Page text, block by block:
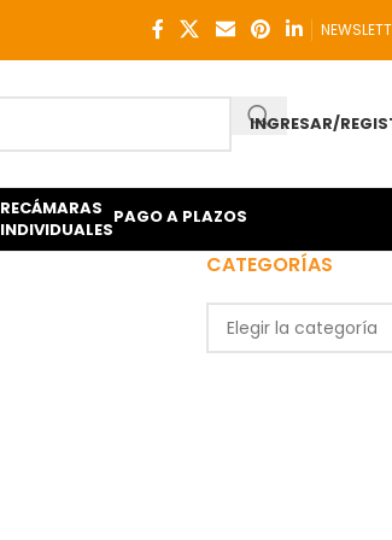
INGRESAR/
RECÁMARAS
INDIVIDUALES
PAGO A PLAZOS
CATEGORÍAS